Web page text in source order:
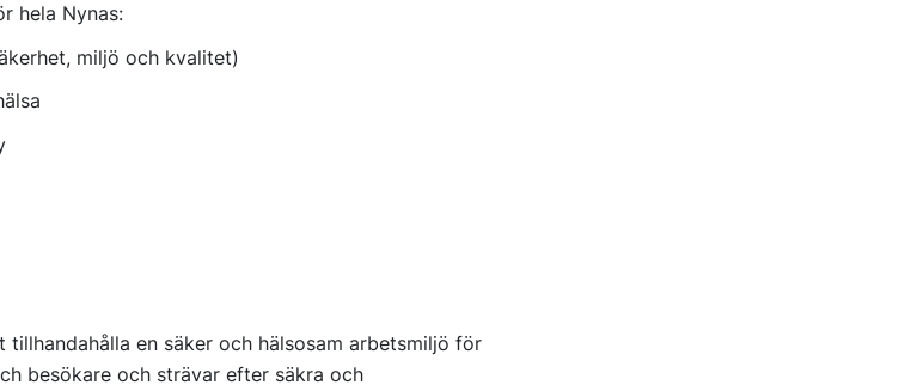
hela Nynas:
miljö och kvalitet)
en säker och hälsosam arbetsmiljö för
besökare och strävar efter säkra och